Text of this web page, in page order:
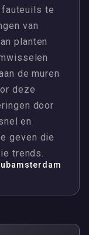
te
van
planten
de muren
deze
door
en
geven die
trends.